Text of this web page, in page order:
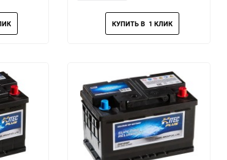
избранное
избранное